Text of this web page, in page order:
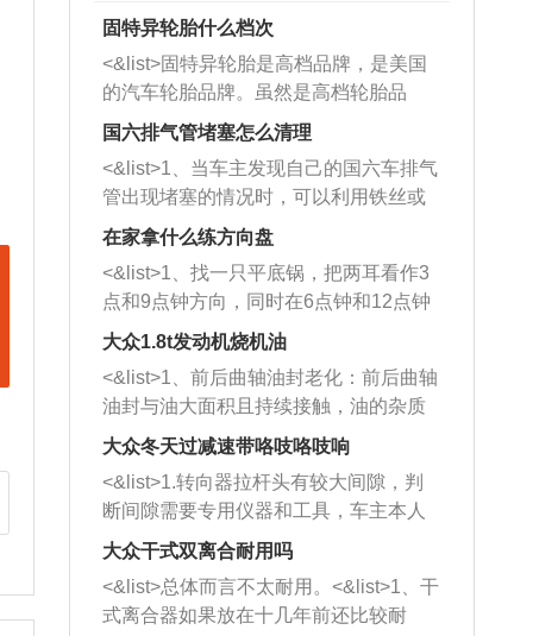
固特异轮胎什么档次
<&list>固特异轮胎是高档品牌，是美国
的汽车轮胎品牌。虽然是高档轮胎品
牌，但是中高低端的轮胎都有生产，这
也是为了更好的开拓市场。
国六排气管堵塞怎么清理
<&list>1、当车主发现自己的国六车排气
管出现堵塞的情况时，可以利用铁丝或
者是细棍，直接将杂物给取出来，如果
堵塞情况比较严重，也可以采取应急措
施。 <&list>2、直接利用木棍将所有的
杂物推到排气管里面的位置处，然后将
三元催化器拆解开，就可以将堵塞的东
西取出来。但如果是因为积碳过多引起
的堵塞，就需要将三元催化器泡在草酸
洗剂对堵塞的情况得到解决，将清洗剂
放在燃油箱中，与燃油混合后，车辆启
动时，就可以和汽油一起进入到燃烧
室，最后形成废气排出，就可以让三元
催化器得到清洗，排气管堵塞的情况就
能够得到解决。
在家拿什么练方向盘
<&list>1、找一只平底锅，把两耳看作3
点和9点钟方向，同时在6点钟和12点钟
方向做一个标记。 <&list>2、双手握住
一圈半的练习，往右同样也要打相同的
圈数。 <&list>3、最后强调要反复练
习，这样就可以形成肌肉记忆，在真实
驾驶车辆时，不需要记忆也能打好方
向。
大众1.8t发动机烧机油
<&list>1、前后曲轴油封老化：前后曲轴
油封与油大面积且持续接触，油的杂质
和发动机内持续温度变化使其密封效果
逐渐减弱，导致渗油或漏油。<&list>2、
活塞间隙过大：积碳会使活塞环与缸体
的间隙扩大，导致机油流入燃烧室中，
造成烧机油。<&list>3、机油粘度。使用
机油粘度过小的话，同样会有烧机油现
象，机油粘度过小具有很好的流动性，
大众冬天过减速带咯吱咯吱响
<&list>1.转向器拉杆头有较大间隙，判
断间隙需要专用仪器和工具，车主本人
无法制作，需要将车辆送到修理厂或4s
店；<&list>2.车辆半轴套管防尘罩破
裂，破裂后会出现漏油现象，使半轴磨
损严重，磨损的半轴容易损坏，产生异
大众干式双离合耐用吗
<&list>总体而言不太耐用。<&list>1、干
式离合器如果放在十几年前还比较耐